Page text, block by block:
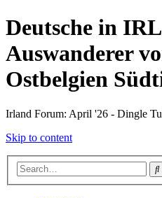
Deutsche in
Auswanderer
Ostbelgien
Irland Forum: April '26 - Dingle
Skip to content